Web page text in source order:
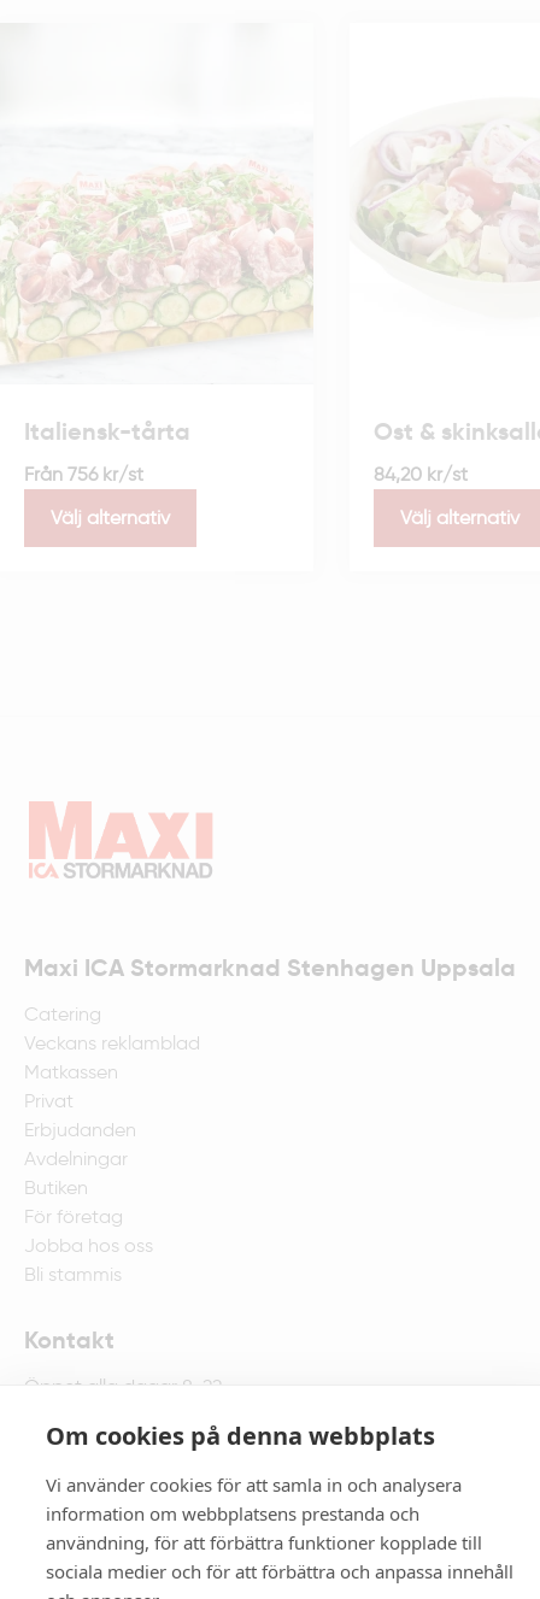
Om cookies på denna webbplats
Vi använder cookies för att samla in och analysera
information om webbplatsens prestanda och
användning, för att förbättra funktioner kopplade till
sociala medier och för att förbättra och anpassa innehåll
Italiensk-tårta
Från 756 kr/st
Välj alternativ
Ost &
84,20 kr/st
Välj alternativ
Maxi ICA Stormarknad Stenhagen Uppsala
Catering
Veckans reklamblad
Matkassen
Privat
Erbjudanden
Avdelningar
Butiken
För företag
Jobba hos oss
Bli stammis
Kontakt
Öppet alla dagar 8-22
018-67 75 00
Maila butiken